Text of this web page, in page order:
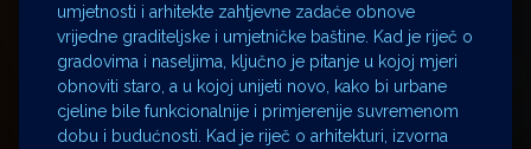
umjetnosti i arhitekte zahtjevne zadaće obnove
vrijedne graditeljske i umjetničke baštine. Kad je riječ o
gradovima i naseljima, ključno je pitanje u kojoj mjeri
obnoviti staro, a u kojoj unijeti novo, kako bi urbane
cjeline bile funkcionalnije i primjerenije suvremenom
dobu i budućnosti. Kad je riječ o arhitekturi, izvorna